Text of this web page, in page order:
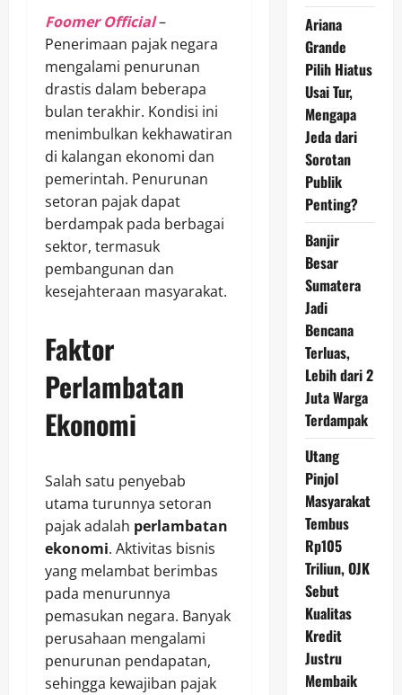
Foomer Official–
Penerimaan pajak negara
mengalami penurunan
drastis dalam beberapa
bulan terakhir. Kondisi ini
menimbulkan kekhawatiran
di kalangan ekonomi dan
pemerintah. Penurunan
setoran pajak dapat
berdampak pada berbagai
sektor, termasuk
pembangunan dan
kesejahteraan masyarakat.
Faktor
Perlambatan
Ekonomi
Salah satu penyebab
utama turunnya setoran
pajak adalah perlambatan
ekonomi. Aktivitas bisnis
yang melambat berimbas
pada menurunnya
pemasukan negara. Banyak
perusahaan mengalami
penurunan pendapatan,
sehingga kewajiban pajak
Ariana
Grande
Pilih Hiatus
Usai Tur,
Mengapa
Jeda dari
Sorotan
Publik
Penting?
Banjir
Besar
Sumatera
Jadi
Bencana
Terluas,
Lebih dari 2
Juta Warga
Terdampak
Utang
Pinjol
Masyarakat
Tembus
Rp105
Triliun, OJK
Sebut
Kualitas
Kredit
Justru
Membaik